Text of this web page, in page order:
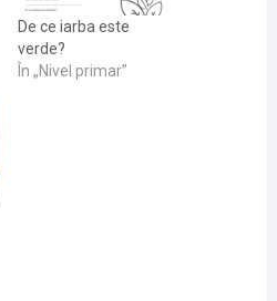
De ce iarba este
verde?
În „Nivel primar”